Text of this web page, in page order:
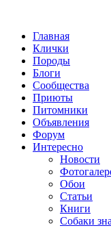
Главная
Клички
Породы
Блоги
Сообщества
Приюты
Питомники
Объявления
Форум
Интересно
Новости
Обои
Статьи
Книги
Собаки